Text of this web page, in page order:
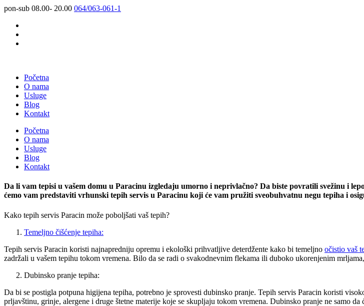
pon-sub 08.00- 20.00 064/063-061-1
Početna
O nama
Usluge
Blog
Kontakt
Početna
O nama
Usluge
Blog
Kontakt
Da li vam tepisi u vašem domu u Paracinu izgledaju umorno i neprivlačno? Da biste povratili svežinu i
ćemo vam predstaviti vrhunski tepih servis u Paracinu koji će vam pružiti sveobuhvatnu negu tepiha i
Kako tepih servis Paracin može poboljšati vaš tepih?
Temeljno čišćenje tepiha:
Tepih servis Paracin koristi najnapredniju opremu i ekološki prihvatljive deterdžente kako bi temeljno očistio vaš
zadržali u vašem tepihu tokom vremena. Bilo da se radi o svakodnevnim flekama ili duboko ukorenjenim
Dubinsko pranje tepiha:
Da bi se postigla potpuna higijena tepiha, potrebno je sprovesti dubinsko pranje. Tepih servis Paracin koristi
prljavštinu, grinje, alergene i druge štetne materije koje se skupljaju tokom vremena. Dubinsko pranje ne samo